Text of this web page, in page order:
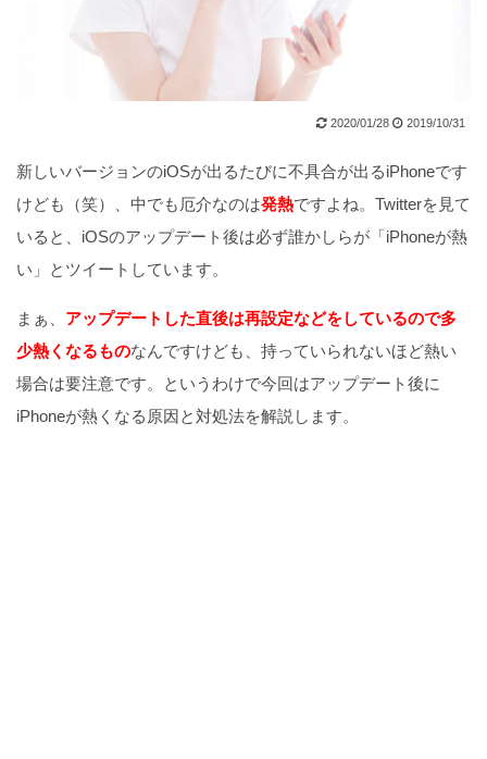
2020/01/28 2019/10/31
新しいバージョンのiOSが出るたびに不具合が出るiPhoneです
けども（笑）、中でも厄介なのは発熱ですよね。Twitterを見て
いると、iOSのアップデート後は必ず誰かしらが「iPhoneが熱
い」とツイートしています。
まぁ、 アップデートした直後は再設定などをしているので多
少熱くなるものなんですけども、持っていられないほど熱い
場合は要注意です。というわけで今回はアップデート後に
iPhoneが熱くなる原因と対処法を解説します。